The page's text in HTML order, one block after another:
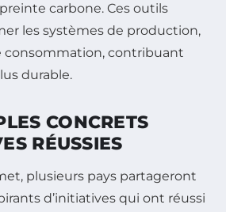
carbone. Ces outils
les systèmes de production,
consommation, contribuant
durable.
CONCRETS
RÉUSSIES
plusieurs pays partageront
d’initiatives qui ont réussi